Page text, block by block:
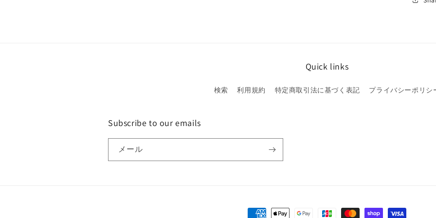
Quick links
検索 利用規約 特定商取引法に基づく表記 プライバシーポリシ
Subscribe to our emails
メール